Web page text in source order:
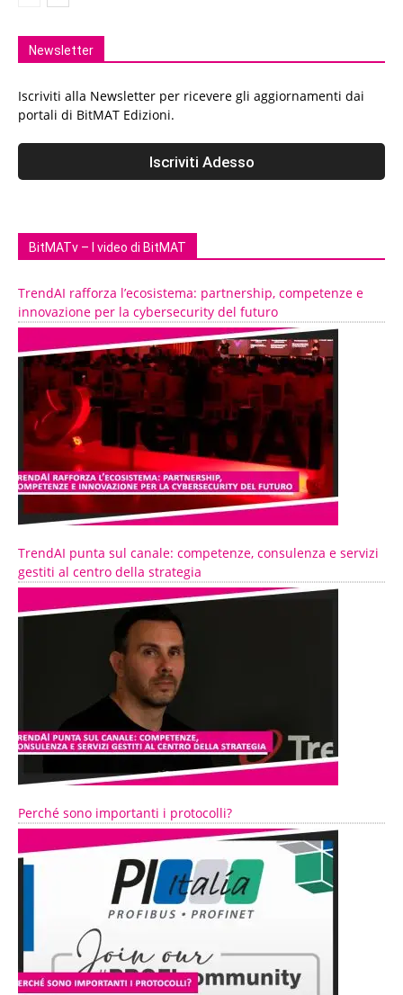
Newsletter
Iscriviti alla Newsletter per ricevere gli aggiornamenti dai
portali di BitMAT Edizioni.
BitMATv – I video di BitMAT
TrendAI rafforza l’ecosistema: partnership, competenze e
innovazione per la cybersecurity del futuro
TrendAI punta sul canale: competenze, consulenza e servizi
gestiti al centro della strategia
Perché sono importanti i protocolli?